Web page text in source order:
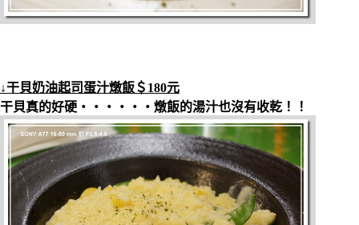
↓干貝奶油起司蛋汁燉飯＄180元
干貝真的好硬‧‧‧‧‧‧燉飯的湯汁也沒有收乾！！